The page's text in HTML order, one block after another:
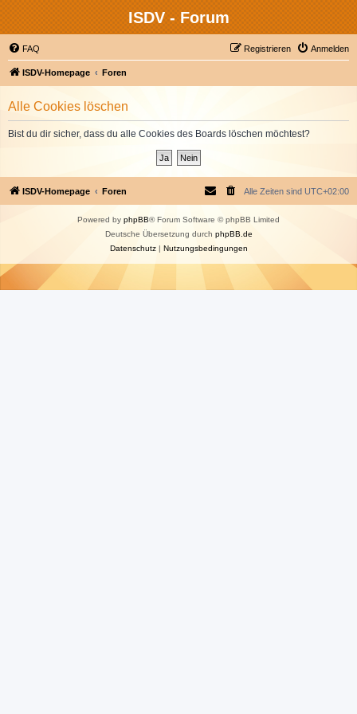
ISDV - Forum
FAQ Anmelden
Registrieren
ISDV-Homepage Foren
Alle Cookies löschen
Bist du dir sicher, dass du alle Cookies des Boards löschen möchtest?
ISDV-Homepage Foren Alle Zeiten sind UTC+02:00
Powered by phpBB® Forum Software © phpBB Limited
Deutsche Übersetzung durch phpBB.de
Datenschutz| Nutzungsbedingungen